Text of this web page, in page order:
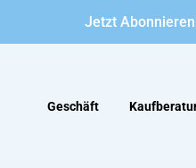
Jetzt
Geschäft